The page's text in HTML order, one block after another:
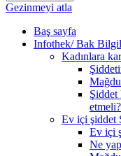
Gezinmeyi atla
Baş sayfa
Infothek/ Bak
Kadınlara
Şiddet
etmeli?
Ev içi şiddet
Ev içi
Ne